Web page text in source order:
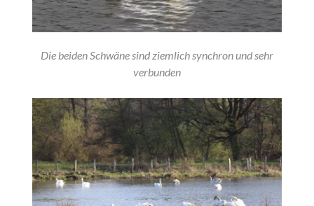
Die beiden Schwäne sind ziemlich synchron und sehr
verbunden